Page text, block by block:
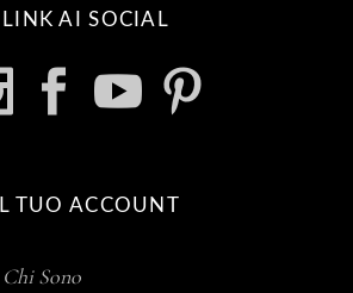
LINK AI SOCIAL
IL TUO ACCOUNT
Chi Sono